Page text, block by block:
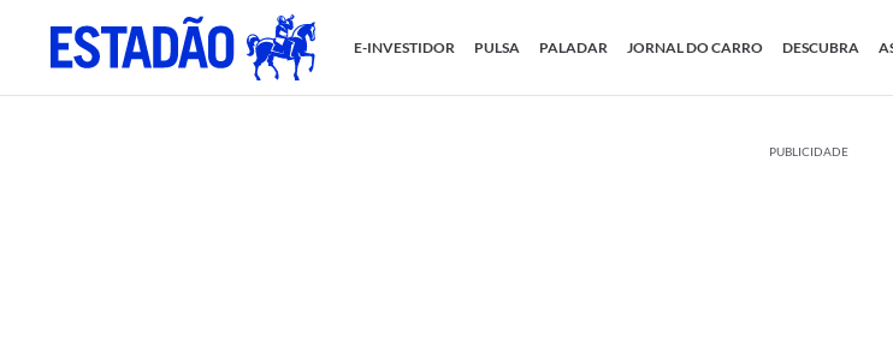
E-INVESTIDOR PULSA PALADAR JORNAL DO CARRO DESCUBRA
PUBLICIDADE